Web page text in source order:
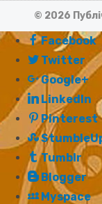
© 2026
Facebook
Twitter
Google+
LinkedIn
Pinterest
Tumblr
Blogger
Myspace